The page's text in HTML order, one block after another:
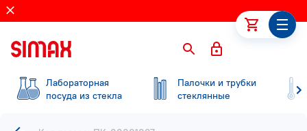
Лабораторная
посуда из стекла
Палочки и трубки
стеклянные